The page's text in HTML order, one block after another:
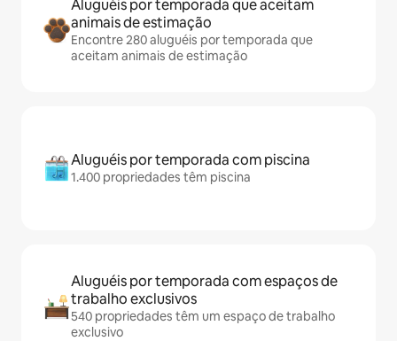
Aluguéis por temporada que aceitam
animais de estimação
Encontre 280 aluguéis por temporada que
aceitam animais de estimação
Aluguéis por temporada com piscina
1.400 propriedades têm piscina
Aluguéis por temporada com espaços de
trabalho exclusivos
540 propriedades têm um espaço de trabalho
exclusivo